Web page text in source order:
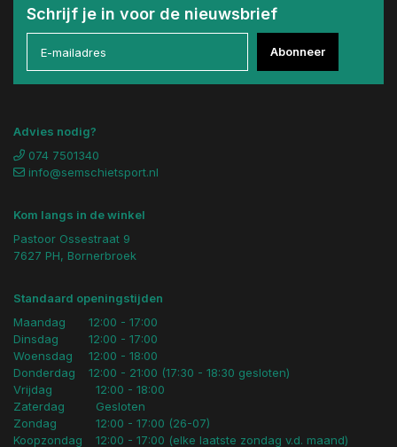
Schrijf je in voor de nieuwsbrief
Abonneer
Advies nodig?
074 7501340
info@semschietsport.nl
Kom langs in de winkel
Pastoor Ossestraat 9
7627 PH, Bornerbroek
Standaard openingstijden
Maandag
Dinsdag
Woensdag
Donderdag
12:00 - 17:00
12:00 - 17:00
12:00 - 18:00
12:00 - 21:00 (17:30 - 18:30 gesloten)
Vrijdag
Zaterdag
Zondag
Koopzondag
12:00 - 18:00
Gesloten
12:00 - 17:00 (26-07)
12:00 - 17:00 (elke laatste zondag v.d. maand)